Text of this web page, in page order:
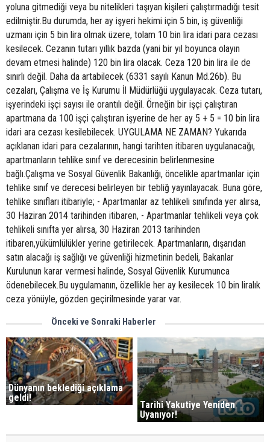
yoluna gitmediği veya bu nitelikleri taşıyan kişileri çalıştırmadığı tesit
edilmiştir.Bu durumda, her ay işyeri hekimi için 5 bin, iş güvenliği
uzmanı için 5 bin lira olmak üzere, tolam 10 bin lira idari para cezası
kesilecek. Cezanın tutarı yıllık bazda (yani bir yıl boyunca olayın
devam etmesi halinde) 120 bin lira olacak. Ceza 120 bin lira ile de
sınırlı değil. Daha da artabilecek (6331 sayılı Kanun Md.26b). Bu
cezaları, Çalışma ve İş Kurumu İl Müdürlüğü uygulayacak. Ceza tutarı,
işyerindeki işçi sayısı ile orantılı değil. Örneğin bir işçi çalıştıran
apartmana da 100 işçi çalıştıran işyerine de her ay 5 + 5 = 10 bin lira
idari ara cezası kesilebilecek. UYGULAMA NE ZAMAN? Yukarıda
açıklanan idari para cezalarının, hangi tarihten itibaren uygulanacağı,
apartmanların tehlike sınıf ve derecesinin belirlenmesine
bağlı.Çalışma ve Sosyal Güvenlik Bakanlığı, öncelikle apartmanlar için
tehlike sınıf ve derecesi belirleyen bir tebliğ yayınlayacak. Buna göre,
tehlike sınıfları itibariyle; - Apartmanlar az tehlikeli sınıfında yer alırsa,
30 Haziran 2014 tarihinden itibaren, - Apartmanlar tehlikeli veya çok
tehlikeli sınıfta yer alırsa, 30 Haziran 2013 tarihinden
itibaren,yükümlülükler yerine getirilecek. Apartmanların, dışarıdan
satın alacağı iş sağlığı ve güvenliği hizmetinin bedeli, Bakanlar
Kurulunun karar vermesi halinde, Sosyal Güvenlik Kurumunca
ödenebilecek.Bu uygulamanın, özellikle her ay kesilecek 10 bin liralık
ceza yönüyle, gözden geçirilmesinde yarar var.
Önceki ve Sonraki Haberler
Dünyanın beklediği açıklama
geldi!
Tarihi Yakutiye Yeniden
Uyanıyor!